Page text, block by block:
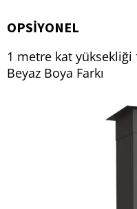
OPSIYONEL
1 metre kat yüksekliği
Beyaz Boya Farkı